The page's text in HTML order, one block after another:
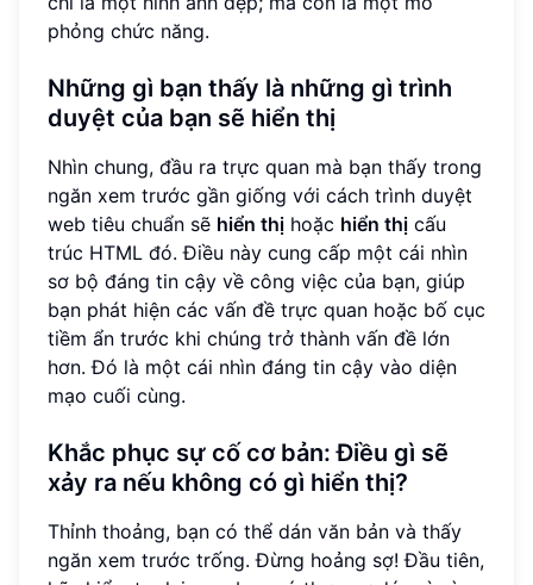
phỏng chức năng.
Những gì bạn thấy là những gì trình
duyệt của bạn sẽ hiển thị
Nhìn chung, đầu ra trực quan mà bạn thấy trong
ngăn xem trước gần giống với cách trình duyệt
web tiêu chuẩn sẽ hiển thị hoặc hiển thị cấu
trúc HTML đó. Điều này cung cấp một cái nhìn
sơ bộ đáng tin cậy về công việc của bạn, giúp
bạn phát hiện các vấn đề trực quan hoặc bố cục
tiềm ẩn trước khi chúng trở thành vấn đề lớn
hơn. Đó là một cái nhìn đáng tin cậy vào diện
mạo cuối cùng.
Khắc phục sự cố cơ bản: Điều gì sẽ
xảy ra nếu không có gì hiển thị?
Thỉnh thoảng, bạn có thể dán văn bản và thấy
ngăn xem trước trống. Đừng hoảng sợ! Đầu tiên,